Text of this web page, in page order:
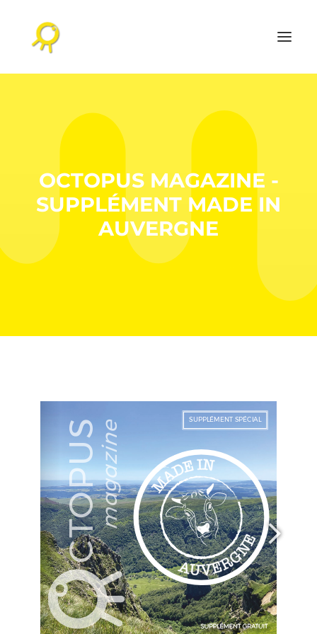
ACCUEIL
AGENDA CULTUREL
RÉALISATIONS
NOS PUBLICATIONS
CONTACT
OCTOPUS MAGAZINE -
SUPPLÉMENT MADE IN
AUVERGNE